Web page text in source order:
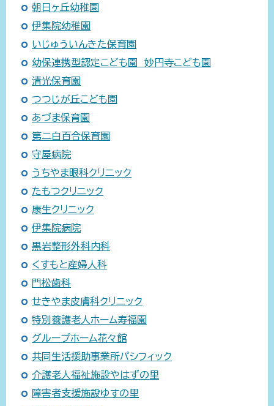
朝日ヶ丘幼稚園
伊集院幼稚園
いじゅういんきた保育園
幼保連携型認定こども園 妙円寺こども園
清光保育園
つつじが丘こども園
あづま保育園
第二白百合保育園
守屋病院
うちやま眼科クリニック
たもつクリニック
康生クリニック
伊集院病院
黒岩整形外科内科
くすもと産婦人科
門松歯科
せきやま皮膚科クリニック
特別養護老人ホーム寿福園
グループホーム花々館
共同生活援助事業所パシフィック
介護老人福祉施設やはずの里
障害者支援施設ゆすの里